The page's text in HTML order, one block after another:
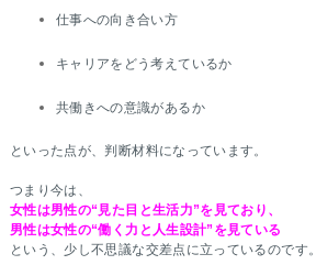
仕事への向き合い方
キャリアをどう考えているか
共働きへの意識があるか
といった点が、判断材料になっています。
つまり今は、
女性は男性の“見た目と生活力”を見ており、
男性は女性の“働く力と人生設計”を見ている
という、少し不思議な交差点に立っているのです。